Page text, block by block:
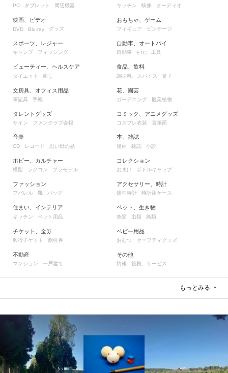
PC タブレット 周辺機器
映画、ビデオ
DVD Blu-ray グッズ
スポーツ、レジャー
キャンプ フィッシング
ビューティー、ヘルスケア
ダイエット 癒し
文房具、オフィス用品
筆記具 手帳
タレントグッズ
サイン ファンクラブ会報
キッチン 映像 オーディオ
おもちゃ、ゲーム
フィギュア ビンテージ
自動車、オートバイ
自動車 ETC 工具
食品、飲料
調味料、スパイス 菓子
花、園芸
ガーデニング 観葉植物
コミック、アニメグッズ
コスプレ衣装 直筆画
音楽
CD レコード 思い出の品
ホビー、カルチャー
模型 ラジコン プラモデル
ファッション
アパレル 靴 バッグ
住まい、インテリア
キッチン ペット用品
チケット、金券
興行チケット 割引券
不動産
マンション 一戸建て
本、雑誌
漫画 雑誌 小説
コレクション
おまけ ボトルキャップ
アクセサリー、時計
懐中時計 時計用ケース
ペット、生き物
魚類 虫類 鳥類
ベビー用品
おむつ セーフティグッズ
その他
情報 役務、サービス
もっとみる